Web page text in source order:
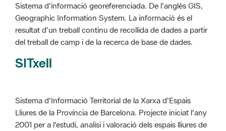
Sistema d'informació georeferenciada. De l'anglès GIS,
Geographic Information System. La informació és el
resultat d'un treball continu de recollida de dades a partir
del treball de camp i de la recerca de base de dades.
SITxell
Sistema d'Informació Territorial de la Xarxa d'Espais
Lliures de la Província de Barcelona. Projecte iniciat l'any
2001 per a l'estudi, analisi i valoració dels espais lliures de